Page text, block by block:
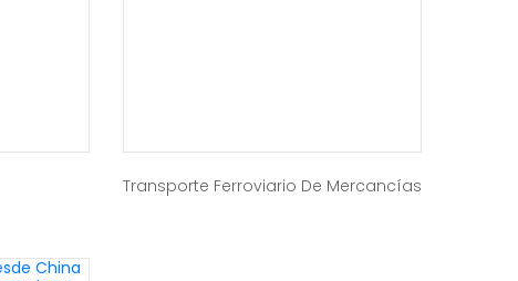
Transporte Ferroviario De Mercancías